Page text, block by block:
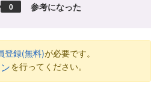
0 参考になった
登録(無料)が必要です。
を行ってください。